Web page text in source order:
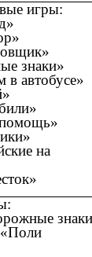
игры:
знаки»
автобусе»
на